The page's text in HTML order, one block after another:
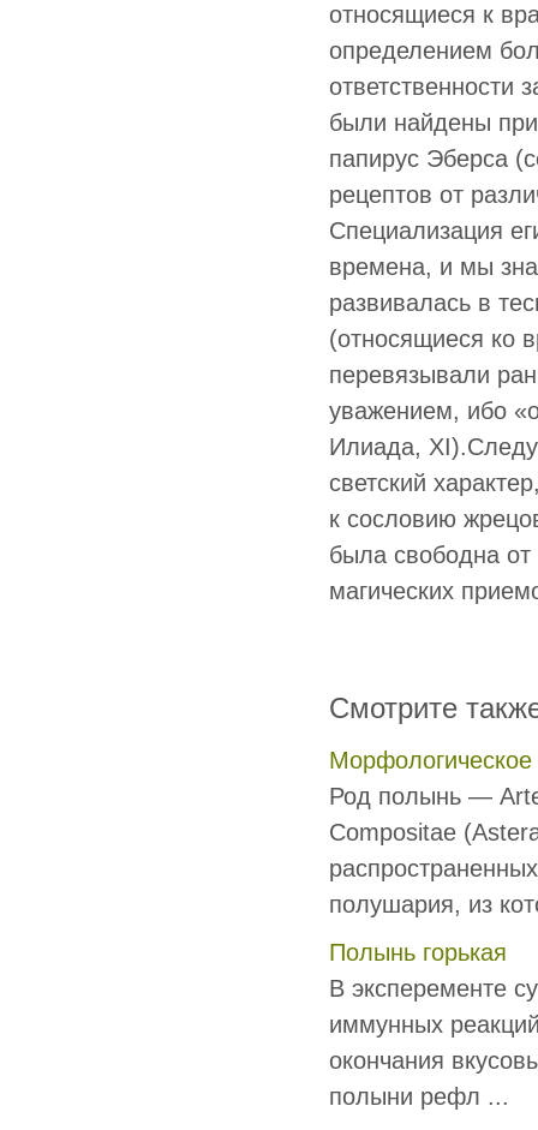
относящиеся к
определением
ответственности
были найдены
папирус Эберса
рецептов от
Специализация
времена, и мы
развивалась в
(относящиеся ко
перевязывали
уважением, ибо
Илиада,
светский
к сословию
была свободна от
магических
Смотрите
Морфологическое
Род полынь —
Соmpositae
полушария, из
Полынь горькая
В эксперементе
иммунных
окончания
полыни рефл ...